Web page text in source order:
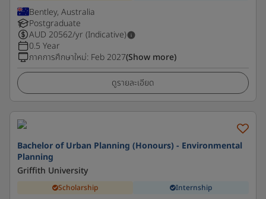
Bentley, Australia
Postgraduate
AUD 20562/yr (Indicative)
0.5 Year
ภาคการศึกษาใหม่: Feb 2027(Show more)
ดูรายละเอียด
Bachelor of Urban Planning (Honours) - Environmental
Planning
Griffith University
Scholarship Internship